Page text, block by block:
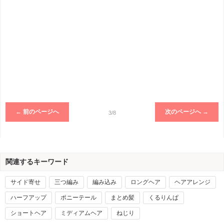
← 前のページへ 3/8 次のページへ →
関連するキーワード
サイド寄せ 三つ編み 編み込み ロングヘア ヘアアレンジ
ハーフアップ ポニーテール まとめ髪 くるりんぱ
ショートヘア ミディアムヘア ねじり